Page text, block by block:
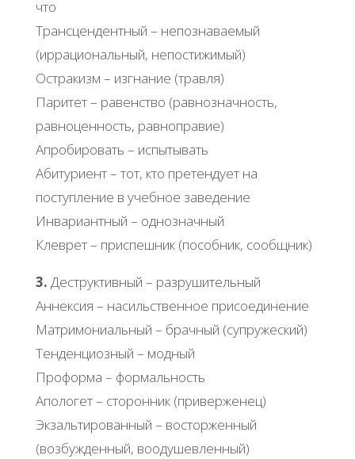
что
Трансцендентный – непознаваемый
(иррациональный, непостижимый)
Остракизм – изгнание (травля)
Паритет – равенство (равнозначность,
равноценность, равноправие)
Апробировать – испытывать
Абитуриент – тот, кто претендует на
поступление в учебное заведение
Инвариантный – однозначный
Клеврет – приспешник (пособник, сообщник)
3. Деструктивный – разрушительный
Аннексия – насильственное присоединение
Матримониальный – брачный (супружеский)
Тенденциозный – модный
Проформа – формальность
Апологет – сторонник (приверженец)
Экзальтированный – восторженный
(возбужденный, воодушевленный)